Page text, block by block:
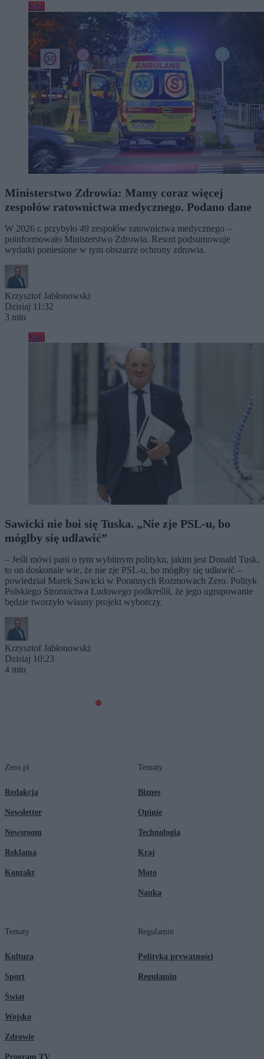
Kraj
Ministerstwo Zdrowia: Mamy coraz więcej
zespołów ratownictwa medycznego. Podano dane
W 2026 r. przybyło 49 zespołów ratownictwa medycznego –
poinformowało Ministerstwo Zdrowia. Resort podsumowuje
wydatki poniesione w tym obszarze ochrony zdrowia.
Krzysztof Jabłonowski
Dzisiaj 11:32
3 min
Kraj
Sawicki nie boi się Tuska. „Nie zje PSL-u, bo
mógłby się udławić”
– Jeśli mówi pani o tym wybitnym polityku, jakim jest Donald Tusk,
to on doskonale wie, że nie zje PSL-u, bo mógłby się udławić –
powiedział Marek Sawicki w Porannych Rozmowach Zero. Polityk
Polskiego Stronnictwa Ludowego podkreślił, że jego ugrupowanie
będzie tworzyło własny projekt wyborczy.
Krzysztof Jabłonowski
Dzisiaj 10:23
4 min
Zero.pl
Redakcja
Newsletter
Newsroom
Reklama
Kontakt
Tematy
Biznes
Opinie
Technologia
Kraj
Moto
Nauka
Tematy
Kultura
Sport
Świat
Wojsko
Zdrowie
Program TV
Regulamin
Polityka prywatności
Regulamin